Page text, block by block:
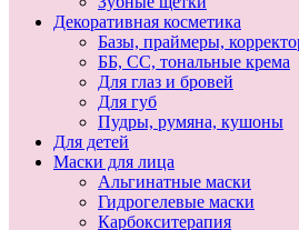
Декоративная косметика
Базы, праймеры,
ББ, СС, тональные крема
Для глаз и бровей
Для губ
Пудры, румяна, кушоны
Для детей
Маски для лица
Альгинатные маски
Гидрогелевые маски
Карбокситерапия